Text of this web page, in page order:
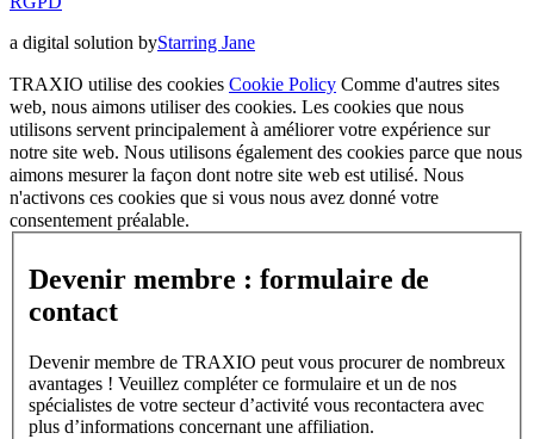
a digital solution byStarring Jane
TRAXIO utilise des cookies Cookie Policy Comme d'autres sites
web, nous aimons utiliser des cookies. Les cookies que nous
utilisons servent principalement à améliorer votre expérience sur
notre site web. Nous utilisons également des cookies parce que nous
aimons mesurer la façon dont notre site web est utilisé. Nous
n'activons ces cookies que si vous nous avez donné votre
consentement préalable.
Devenir membre : formulaire de
contact
Devenir membre de TRAXIO peut vous procurer de nombreux
avantages ! Veuillez compléter ce formulaire et un de nos
spécialistes de votre secteur d’activité vous recontactera avec
plus d’informations concernant une affiliation.